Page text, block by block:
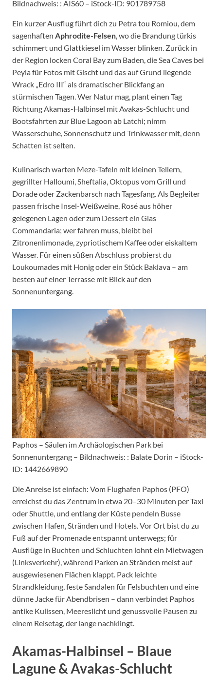
Bildnachweis: : AIS60 – iStock-ID: 901789758
Ein kurzer Ausflug führt dich zu Petra tou Romiou, dem
sagenhaften Aphrodite-Felsen , wo die Brandung türkis
schimmert und Glattkiesel im Wasser blinken. Zurück in
der Region locken Coral Bay zum Baden, die Sea Caves bei
Peyia für Fotos mit Gischt und das auf Grund liegende
Wrack „Edro III“ als dramatischer Blickfang an
stürmischen Tagen. Wer Natur mag, plant einen Tag
Richtung Akamas-Halbinsel mit Avakas-Schlucht und
Bootsfahrten zur Blue Lagoon ab Latchi; nimm
Wasserschuhe, Sonnenschutz und Trinkwasser mit, denn
Schatten ist selten.
Kulinarisch warten Meze-Tafeln mit kleinen Tellern,
gegrillter Halloumi, Sheftalia, Oktopus vom Grill und
Dorade oder Zackenbarsch nach Tagesfang. Als Begleiter
passen frische Insel-Weißweine, Rosé aus höher
gelegenen Lagen oder zum Dessert ein Glas
Commandaria; wer fahren muss, bleibt bei
Zitronenlimonade, zypriotischem Kaffee oder eiskaltem
Wasser. Für einen süßen Abschluss probierst du
Loukoumades mit Honig oder ein Stück Baklava – am
besten auf einer Terrasse mit Blick auf den
Sonnenuntergang.
Paphos – Säulen im Archäologischen Park bei
Sonnenuntergang – Bildnachweis: : Balate Dorin – iStock-
ID: 1442669890
Die Anreise ist einfach: Vom Flughafen Paphos (PFO)
erreichst du das Zentrum in etwa 20–30 Minuten per Taxi
oder Shuttle, und entlang der Küste pendeln Busse
zwischen Hafen, Stränden und Hotels. Vor Ort bist du zu
Fuß auf der Promenade entspannt unterwegs; für
Ausflüge in Buchten und Schluchten lohnt ein Mietwagen
(Linksverkehr), während Parken an Stränden meist auf
ausgewiesenen Flächen klappt. Pack leichte
Strandkleidung, feste Sandalen für Felsbuchten und eine
dünne Jacke für Abendbrisen – dann verbindet Paphos
antike Kulissen, Meereslicht und genussvolle Pausen zu
einem Reisetag, der lange nachklingt.
Akamas-Halbinsel – Blaue
Lagune & Avakas-Schlucht